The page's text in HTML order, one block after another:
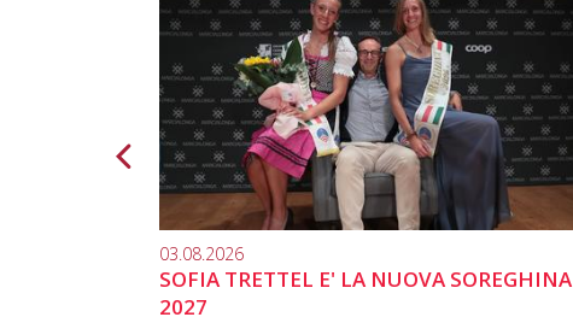
03.08.2026
SOFIA TRETTEL E' LA NUOVA SOREGHINA
2027